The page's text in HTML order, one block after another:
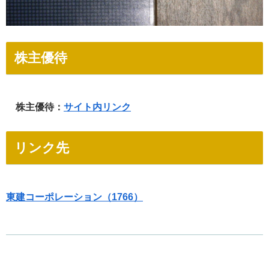
株主優待
株主優待： サイト内リンク
リンク先
東建コーポレーション（1766）